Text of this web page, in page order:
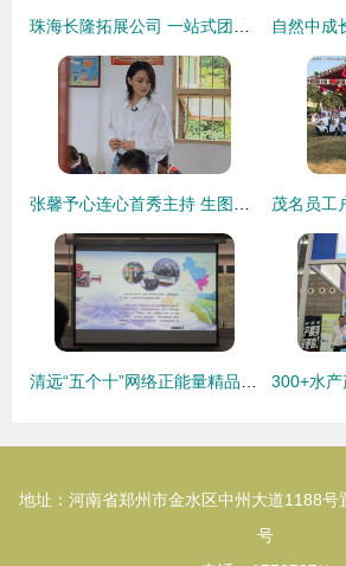
地址：河南省郑州市金水区中州大道1188号
号